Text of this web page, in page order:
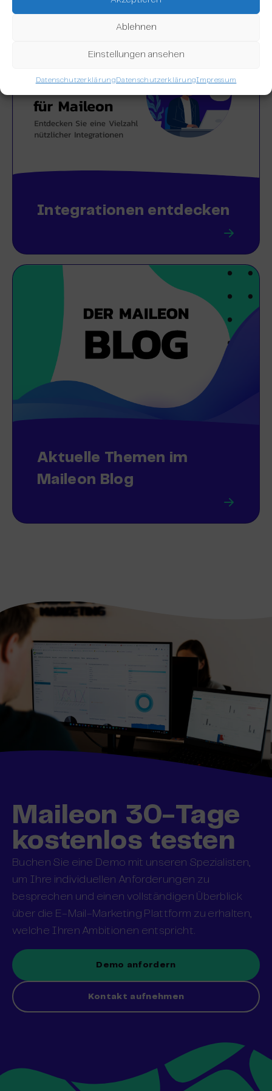
Ablehnen
Einstellungen ansehen
DatenschutzerklärungDatenschutzerklärungImpressum
Integrationen entdecken
Aktuelle Themen im
Maileon Blog
Maileon 30-Tage
kostenlos testen
Buchen Sie eine Demo mit unseren Spezialisten,
um Ihre individuellen Anforderungen zu
besprechen und einen vollständigen Überblick
über die E-Mail-Marketing Plattform zu erhalten,
welche Ihren Ambitionen entspricht.
Demo anfordern
Kontakt aufnehmen